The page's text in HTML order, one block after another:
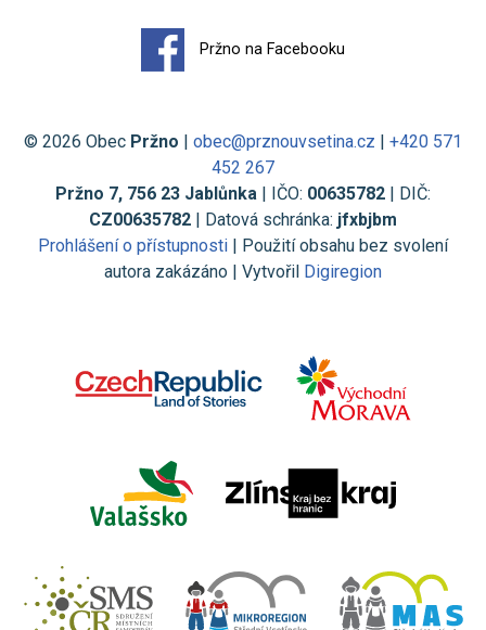
Pržno na Facebooku
© 2026 Obec Pržno obec@prznouvsetina.cz
+420 571
452 267
Pržno 7, 756 23 Jablůnka | IČO: 00635782 | DIČ:
CZ00635782 | Datová schránka: jfxbjbm
Prohlášení o přístupnosti | Použití obsahu bez svolení
autora zakázáno | Vytvořil Digiregion